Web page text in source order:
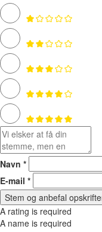
Navn *
E-mail *
Stem og anbefal
A rating is required
A name is required